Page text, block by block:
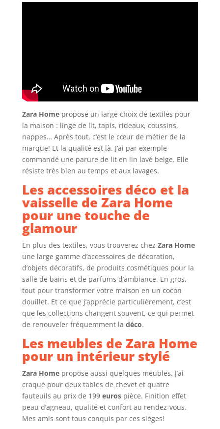
Zara Homepropose un large choix de textiles pour
la maison : linge de lit, tapis, rideaux, coussins,
nappes… Après tout, c’est le cœur de métier de la
marque! Et la qualité est là. J’ai par exemple
commandé une parure de lit en lin lavé beige. Elle
résiste très bien au temps et aux lavages.
Les accessoires déco et la
vaisselle de Zara Home
pour une touche de
glamour
En plus des textiles, vous trouverez chez Zara Home
une large gamme d’accessoires de décoration,
d’objets décoratifs, de produits cosmétiques pour la
salle de bains et de parfums d’ambiance. En gros,
tout pour transformer votre maison en un cocon
douillet. Et ce que j’apprécie particulièrement, c’est
que les collections changent souvent, ce qui permet
de renouveler fréquemment la déco.
Les meubles de Zara Home
pour un intérieur stylé
Zara Homepropose aussi quelques meubles. J’ai
craqué pour deux tables de chevet et quatre
fauteuils au prix de 199 eurospièce. Finition effet
peau d’agneau, qualité et confort au rendez-vous.
Mes amis sont tous conquis par ces sièges!